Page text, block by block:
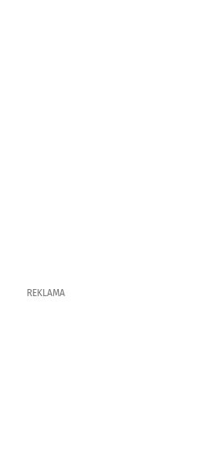
REKLAMA